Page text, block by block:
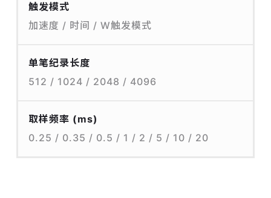
触发模式
加速度 / 时间 / W触发模式
单笔纪录长度
512 / 1024 / 2048 / 4096
取样频率 (ms)
0.25 / 0.35 / 0.5 / 1 / 2 / 5 / 10 / 20